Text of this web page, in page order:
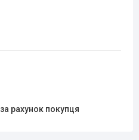
за рахунок покупця